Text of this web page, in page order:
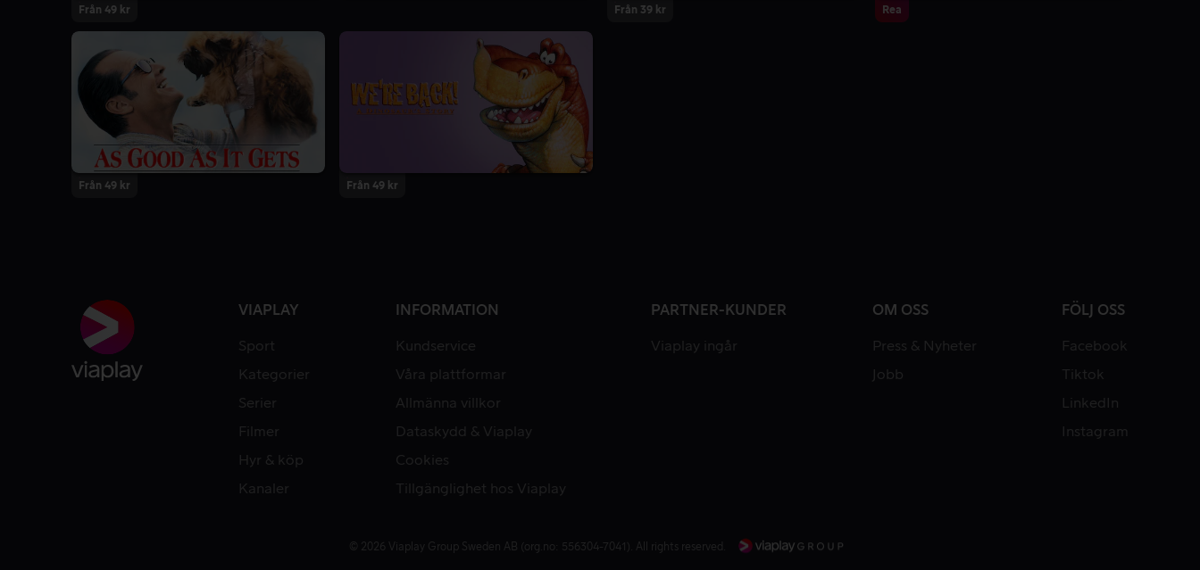
Från 49 kr Från 39 kr Rea
Från 49 kr Från 49 kr
VIAPLAY
Sport
Kategorier
Serier
Filmer
Hyr & köp
Kanaler
INFORMATION
Kundservice
Våra plattformar
Allmänna villkor
Dataskydd & Viaplay
Cookies
Tillgänglighet hos Viaplay
PARTNER-KUNDER
Viaplay ingår
OM OSS
Press & Nyheter
Jobb
FÖLJ OSS
Facebook
Tiktok
LinkedIn
Instagram
© 2026 Viaplay Group Sweden AB (org.no: 556304-7041). All rights reserved.